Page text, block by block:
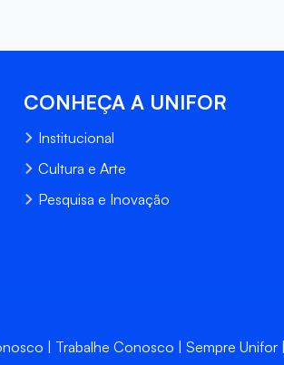
CONHEÇA A UNIFOR
Institucional
Cultura e Arte
Pesquisa e Inovação
Trabalhe Conosco Sempre Unifor